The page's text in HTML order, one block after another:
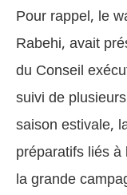
Pour rappel, le
Rabehi, avait
du Conseil
suivi de
saison estivale,
préparatifs liés
la grande